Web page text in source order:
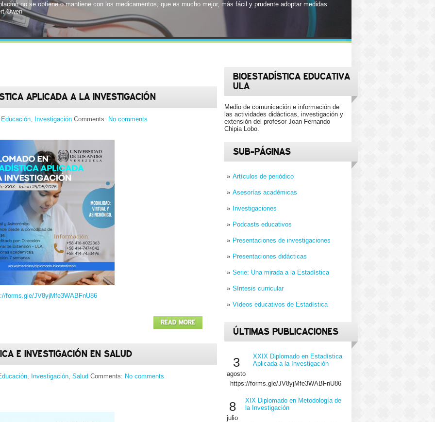
no se obtiene o mantiene con los medicamentos, que es mucho mejor, más fácil y prudente adoptar medidas
Owen
BIOESTADÍSTICA EDUCATIVA
ULA
Medio de comunicación e información de
las actividades didácticas, investigación y
extensión del profesor Joan Fernando
Chipia Lobo.
SUB-PÁGINAS
Artículos de periódico
Asesorías académicas
Investigaciones
Podcasts educativos
Presentaciones de investigaciones
Presentaciones didácticas
Serie: Una mirada a la Estadística
Síntesis curricular
Vídeos educativos de Estadística
ÚLTIMAS PUBLICACIONES
3
agosto
XXIX Diplomado en Estadística
Aplicada a la Investigación
https://forms.gle/JV8yjMfe3WABFnU86
8
julio
XIX Diplomado en Metodología de
la Investigación
APLICADA A LA INVESTIGACIÓN
Educación, Investigación Comments: No comments
forms.gle/JV8yjMfe3WABFnU86
READ MORE
E INVESTIGACIÓN EN SALUD
, Investigación, Salud Comments: No comments